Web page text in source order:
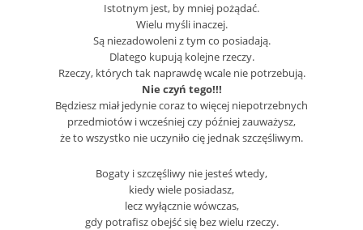
Istotnym jest, by mniej pożądać.
Wielu myśli inaczej.
Są niezadowoleni z tym co posiadają.
Dlatego kupują kolejne rzeczy.
Rzeczy, których tak naprawdę wcale nie potrzebują.
Nie czyń tego!!!
Będziesz miał jedynie coraz to więcej niepotrzebnych
przedmiotów i wcześniej czy później zauważysz,
że to wszystko nie uczyniło cię jednak szczęśliwym.
Bogaty i szczęśliwy nie jesteś wtedy,
kiedy wiele posiadasz,
lecz wyłącznie wówczas,
gdy potrafisz obejść się bez wielu rzeczy.